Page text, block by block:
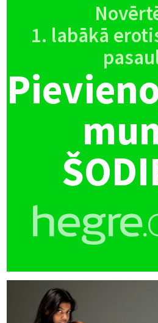
1. labākā